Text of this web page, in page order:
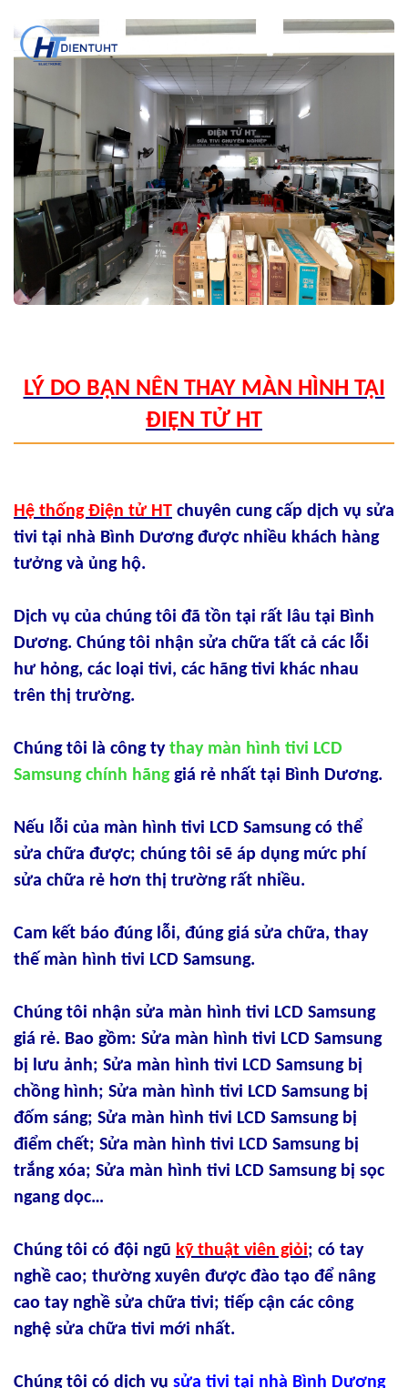
LÝ DO BẠN NÊN THAY MÀN HÌNH TẠI
ĐIỆN TỬ HT
Hệ thống Điện tử HT chuyên cung cấp dịch vụ sửa
tivi tại nhà Bình Dương được nhiều khách hàng
tưởng và ủng hộ.
Dịch vụ của chúng tôi đã tồn tại rất lâu tại Bình
Dương. Chúng tôi nhận sửa chữa tất cả các lỗi
hư hỏng, các loại tivi, các hãng tivi khác nhau
trên thị trường.
Chúng tôi là công ty thay màn hình tivi LCD
Samsung chính hãnggiá rẻ nhất tại Bình Dương.
Nếu lỗi của màn hình tivi LCD Samsung có thể
sửa chữa được; chúng tôi sẽ áp dụng mức phí
sửa chữa rẻ hơn thị trường rất nhiều.
Cam kết báo đúng lỗi, đúng giá sửa chữa, thay
thế màn hình tivi LCD Samsung.
Chúng tôi nhận sửa màn hình tivi LCD Samsung
giá rẻ. Bao gồm: Sửa màn hình tivi LCD Samsung
bị lưu ảnh; Sửa màn hình tivi LCD Samsung bị
chồng hình; Sửa màn hình tivi LCD Samsung bị
đốm sáng; Sửa màn hình tivi LCD Samsung bị
điểm chết; Sửa màn hình tivi LCD Samsung bị
trắng xóa; Sửa màn hình tivi LCD Samsung bị sọc
ngang dọc…
Chúng tôi có đội ngũ kỹ thuật viên giỏi; có tay
nghề cao; thường xuyên được đào tạo để nâng
cao tay nghề sửa chữa tivi; tiếp cận các công
nghệ sửa chữa tivi mới nhất.
Chúng tôi có dịch vụ sửa tivi tại nhà Bình Dương